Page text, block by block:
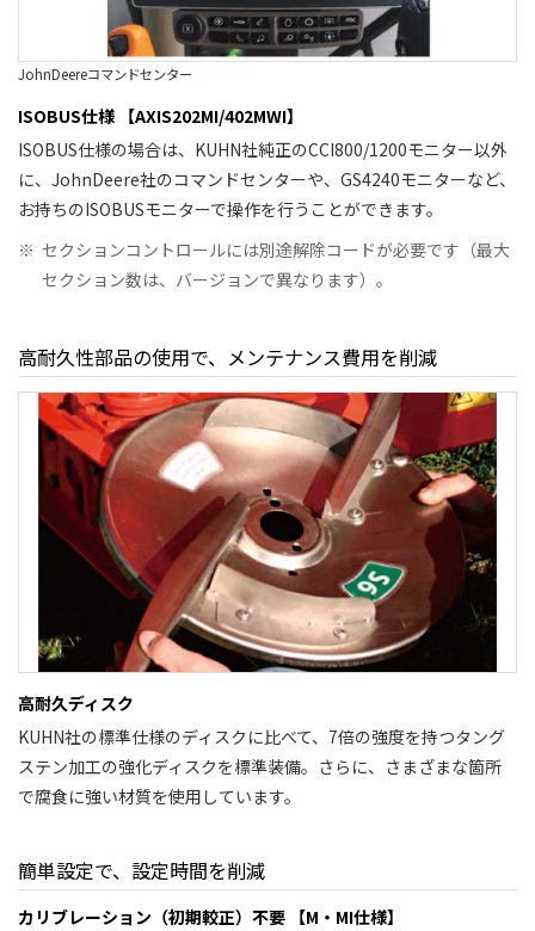
JohnDeereコマンドセンター
ISOBUS仕様 【AXIS202MI/402MWI】
ISOBUS仕様の場合は、KUHN社純正のCCI800/1200モニター以外
に、JohnDeere社のコマンドセンターや、GS4240モニターなど、
お持ちのISOBUSモニターで操作を行うことができます。
※ セクションコントロールには別途解除コードが必要です（最大
セクション数は、バージョンで異なります）。
高耐久性部品の使用で、メンテナンス費用を削減
高耐久ディスク
KUHN社の標準仕様のディスクに比べて、7倍の強度を持つタング
ステン加工の強化ディスクを標準装備。さらに、さまざまな箇所
で腐食に強い材質を使用しています。
簡単設定で、設定時間を削減
カリブレーション（初期較正）不要 【M・MI仕様】